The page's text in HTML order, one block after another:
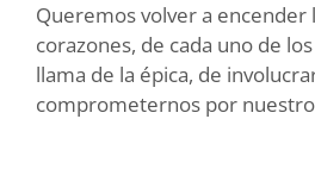
Queremos volver a encender
corazones, de cada uno de
llama de la épica, de
comprometernos por